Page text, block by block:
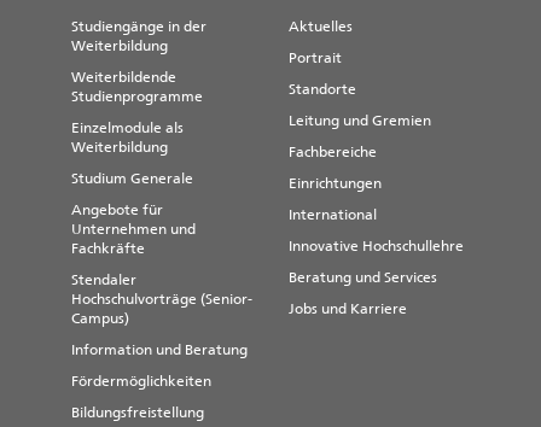
Studiengänge in der
Weiterbildung
Weiterbildende
Studienprogramme
Einzelmodule als
Weiterbildung
Studium Generale
Angebote für
Unternehmen und
Fachkräfte
Stendaler
Hochschulvorträge (Senior-
Campus)
Information und Beratung
Fördermöglichkeiten
Bildungsfreistellung
Aktuelles
Portrait
Standorte
Leitung und Gremien
Fachbereiche
Einrichtungen
International
Innovative Hochschullehre
Beratung und Services
Jobs und Karriere